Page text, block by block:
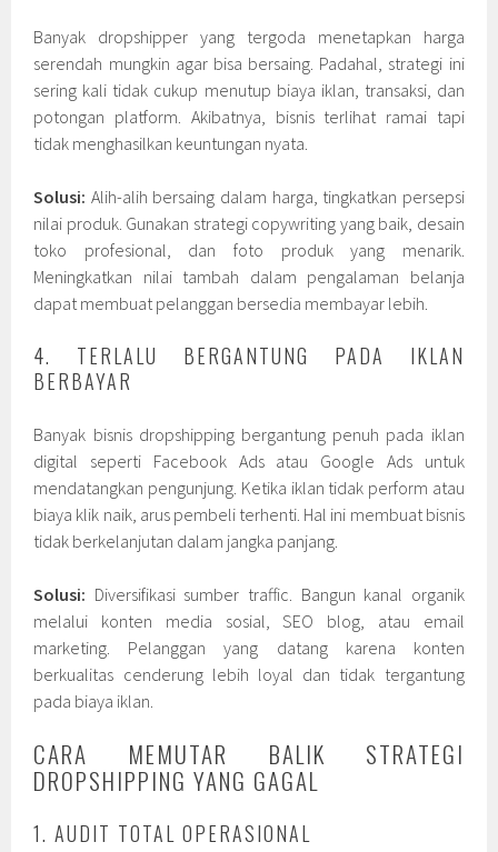
Banyak dropshipper yang tergoda menetapkan harga
serendah mungkin agar bisa bersaing. Padahal, strategi ini
sering kali tidak cukup menutup biaya iklan, transaksi, dan
potongan platform. Akibatnya, bisnis terlihat ramai tapi
tidak menghasilkan keuntungan nyata.
Solusi: Alih-alih bersaing dalam harga, tingkatkan persepsi
nilai produk. Gunakan strategi copywriting yang baik, desain
toko profesional, dan foto produk yang menarik.
Meningkatkan nilai tambah dalam pengalaman belanja
dapat membuat pelanggan bersedia membayar lebih.
4. TERLALU BERGANTUNG PADA IKLAN
BERBAYAR
Banyak bisnis dropshipping bergantung penuh pada iklan
digital seperti Facebook Ads atau Google Ads untuk
mendatangkan pengunjung. Ketika iklan tidak perform atau
biaya klik naik, arus pembeli terhenti. Hal ini membuat bisnis
tidak berkelanjutan dalam jangka panjang.
Solusi: Diversifikasi sumber traffic. Bangun kanal organik
melalui konten media sosial, SEO blog, atau email
marketing. Pelanggan yang datang karena konten
berkualitas cenderung lebih loyal dan tidak tergantung
pada biaya iklan.
CARA MEMUTAR BALIK STRATEGI
DROPSHIPPING YANG GAGAL
1. AUDIT TOTAL OPERASIONAL